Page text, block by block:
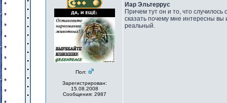
Пол:
Зарегистрирован:
15.08.2008
Сообщения: 2987
Иар Эльтеррус
Причем тут он и то, что
сказать почему мне интересны
реальный.